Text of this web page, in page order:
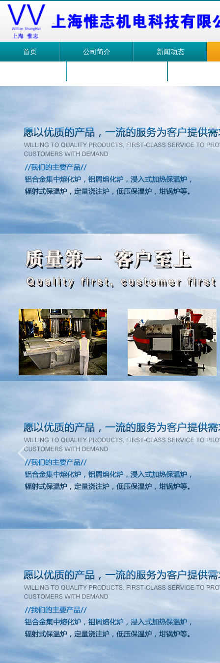
首页 公司简介 新闻动态